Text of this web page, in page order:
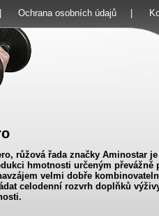
Ochrana osobních údajů
, růžová řada značky Aminostar je
hmotnosti určeným převážně
velmi dobře
celodenní rozvrh doplňků